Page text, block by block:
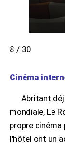
8 / 30
Cinéma
Abritant
mondiale, Le
propre cinéma
l'hôtel ont un